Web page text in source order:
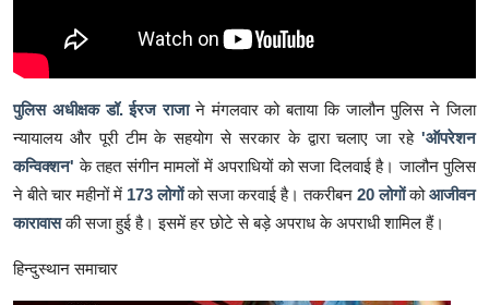
पुलिस अधीक्षक डॉ. ईरज राजाने मंगलवार को बताया कि जालौन पुलिस ने जिला
न्यायालय और पूरी टीम के सहयोग से सरकार के द्वारा चलाए जा रहे 'ऑपरेशन
कन्विक्शन' के तहत संगीन मामलों में अपराधियों को सजा दिलवाई है। जालौन पुलिस
ने बीते चार महीनों में 173 लोगोंको सजा करवाई है। तकरीबन 20 लोगों कोआजीवन
कारावासकी सजा हुई है। इसमें हर छोटे से बड़े अपराध के अपराधी शामिल हैं।
हिन्दुस्थान समाचार